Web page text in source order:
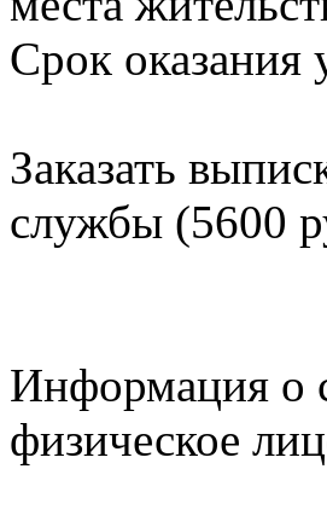
Срок оказания
Заказать
службы (5600
Информация о
физическое